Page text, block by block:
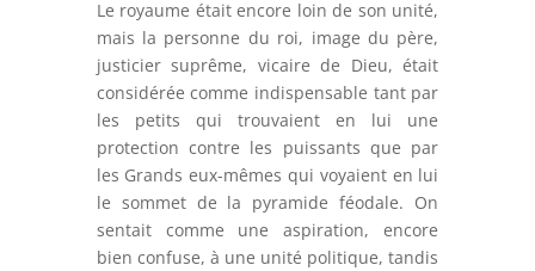
Le royaume était encore loin de son unité,
mais la personne du roi, image du père,
justicier suprême, vicaire de Dieu, était
considérée comme indispensable tant par
les petits qui trouvaient en lui une
protection contre les puissants que par
les Grands eux-mêmes qui voyaient en lui
le sommet de la pyramide féodale. On
sentait comme une aspiration, encore
bien confuse, à une unité politique, tandis